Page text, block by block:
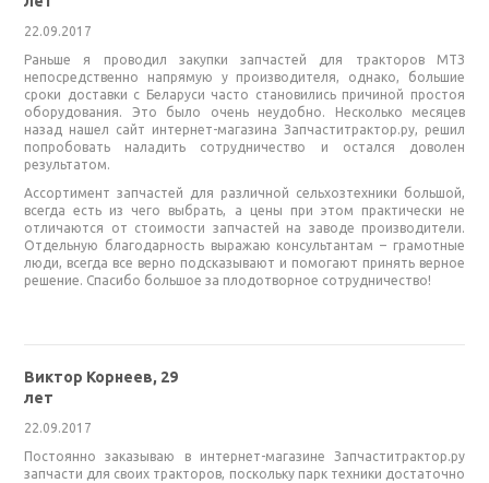
22.09.2017
Раньше я проводил закупки запчастей для тракторов МТЗ
непосредственно напрямую у производителя, однако, большие
сроки доставки с Беларуси часто становились причиной простоя
оборудования. Это было очень неудобно. Несколько месяцев
назад нашел сайт интернет-магазина Запчаститрактор.ру, решил
попробовать наладить сотрудничество и остался доволен
результатом.
Ассортимент запчастей для различной сельхозтехники большой,
всегда есть из чего выбрать, а цены при этом практически не
отличаются от стоимости запчастей на заводе производители.
Отдельную благодарность выражаю консультантам – грамотные
люди, всегда все верно подсказывают и помогают принять верное
решение. Спасибо большое за плодотворное сотрудничество!
Виктор Корнеев, 29
лет
22.09.2017
Постоянно заказываю в интернет-магазине Запчаститрактор.ру
запчасти для своих тракторов, поскольку парк техники достаточно